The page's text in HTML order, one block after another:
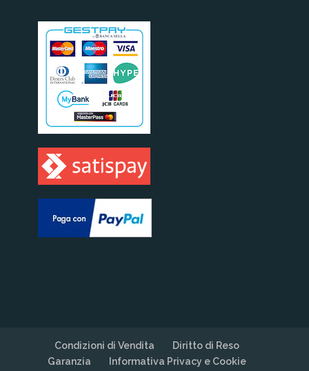
Condizioni di Vendita
Diritto di Reso
Garanzia
Informativa Privacy e Cookie